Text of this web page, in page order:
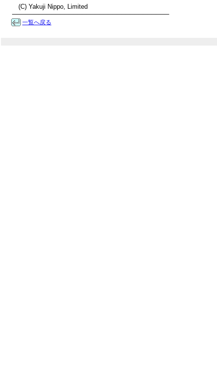
(C) Yakuji Nippo, Limited
────────────────────────────────────
一覧へ戻る